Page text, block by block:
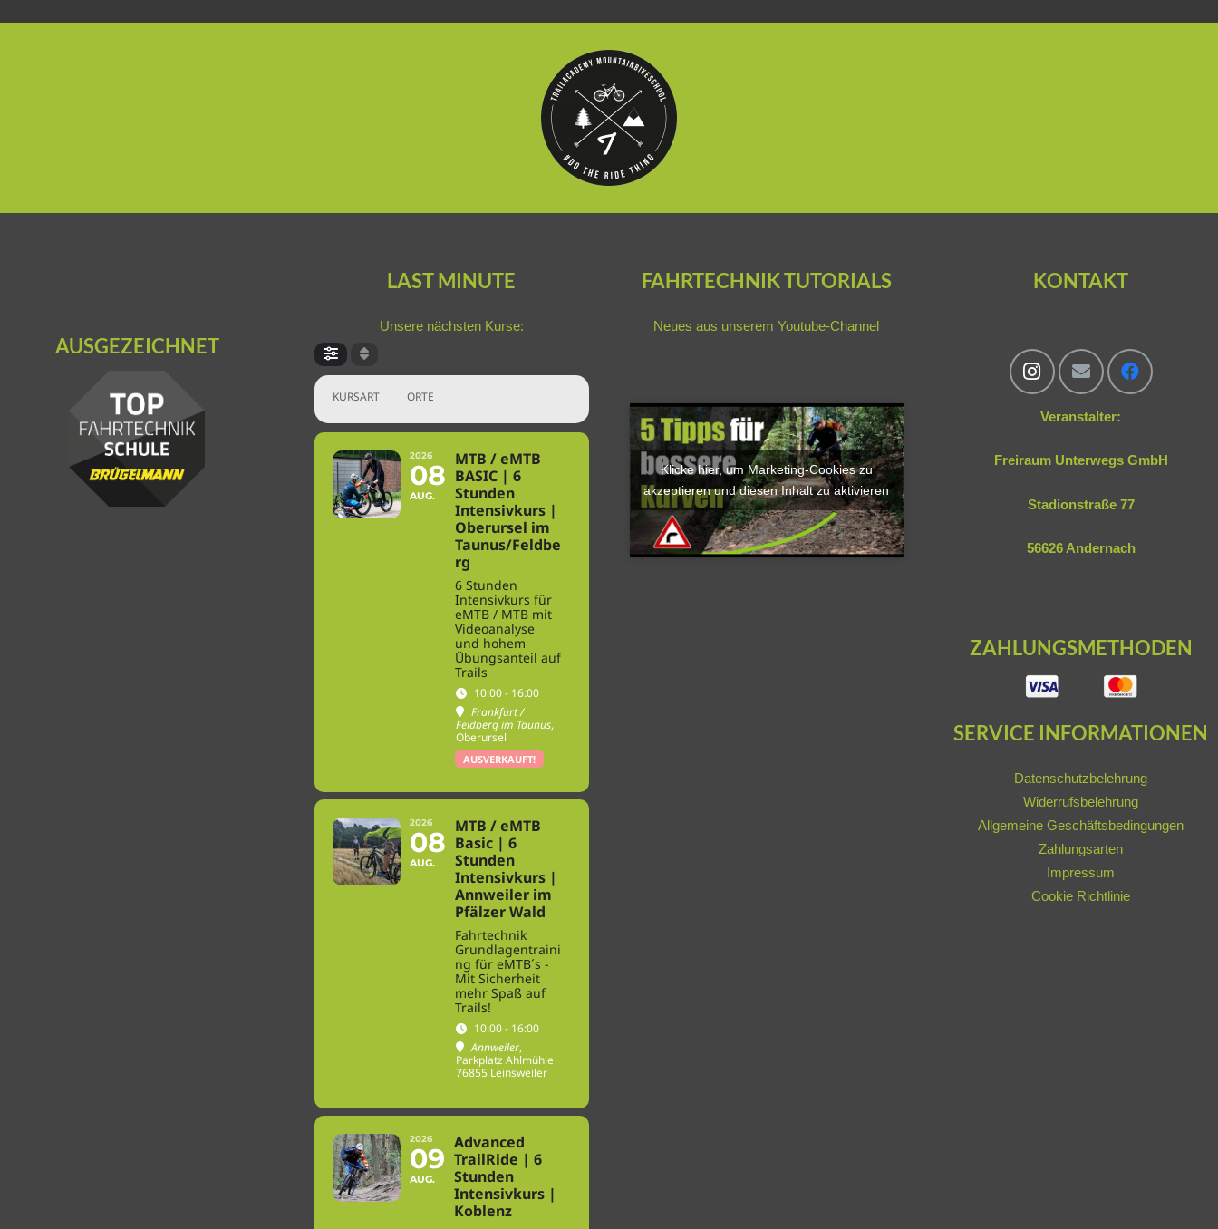
AUSGEZEICHNET
LAST MINUTE
Unsere nächsten Kurse:
KURSART ORTE
2026
08
AUG.
MTB / eMTB
BASIC | 6
Stunden
Intensivkurs |
Oberursel im
Taunus/Feldbe
rg
6 Stunden
Intensivkurs für
eMTB / MTB mit
Videoanalyse
und hohem
Übungsanteil auf
Trails
10:00 - 16:00
Frankfurt /
Feldberg im Taunus,
Oberursel
AUSVERKAUFT!
2026
08
AUG.
MTB / eMTB
Basic | 6
Stunden
Intensivkurs |
Annweiler im
Pfälzer Wald
Fahrtechnik
Grundlagentraini
ng für eMTB´s -
Mit Sicherheit
mehr Spaß auf
Trails!
10:00 - 16:00
Annweiler,
Parkplatz Ahlmühle
76855 Leinsweiler
2026
09
AUG.
Advanced
TrailRide | 6
Stunden
Intensivkurs |
Koblenz
FAHRTECHNIK TUTORIALS
Neues aus unseremYoutube-Channel
Klicke hier, um Marketing-Cookies zu
akzeptieren und diesen Inhalt zu aktivieren
KONTAKT
Veranstalter:
Freiraum Unterwegs GmbH
Stadionstraße 77
56626 Andernach
ZAHLUNGSMETHODEN
SERVICE INFORMATIONEN
Datenschutzbelehrung
Widerrufsbelehrung
Allgemeine Geschäftsbedingungen
Zahlungsarten
Impressum
Cookie Richtlinie